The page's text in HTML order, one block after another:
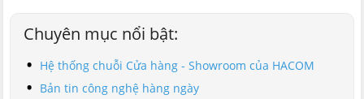
Chuyên mục nổi bật:
Hệ thống chuỗi Cửa hàng - Showroom của HACOM
Bản tin công nghệ hàng ngày